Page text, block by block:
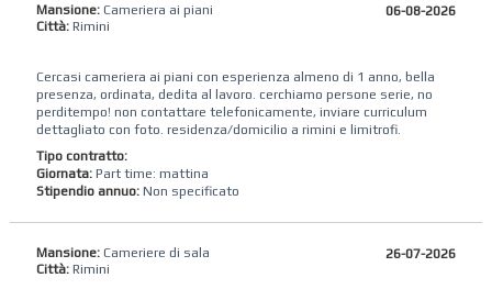
Mansione:Cameriera ai piani
Città:Rimini
06-08-2026
Cercasi cameriera ai piani con esperienza almeno di 1 anno, bella
presenza, ordinata, dedita al lavoro. cerchiamo persone serie, no
perditempo! non contattare telefonicamente, inviare curriculum
dettagliato con foto. residenza/domicilio a rimini e limitrofi.
Tipo contratto:
Giornata: Part time: mattina
Stipendio annuo: Non specificato
Mansione:Cameriere di sala
Città:Rimini
26-07-2026